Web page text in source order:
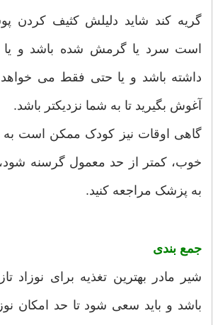
گریه کند شاید دلیلش کثیف کردن
است سرد یا گرمش شده باشد و یا
داشته باشد و یا حتی فقط می
آغوش بگیرید تا به شما نزدیکتر باشد.
گاهی اوقات نیز کودک ممکن است
خوب، کمتر از حد معمول گرسنه شود،
به پزشک مراجعه کنید.
جمع بندی
شیر مادر بهترین تغذیه برای نوزاد
باشد و باید سعی شود تا حد امکان